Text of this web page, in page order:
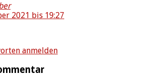
2021 bis 19:27
anmelden